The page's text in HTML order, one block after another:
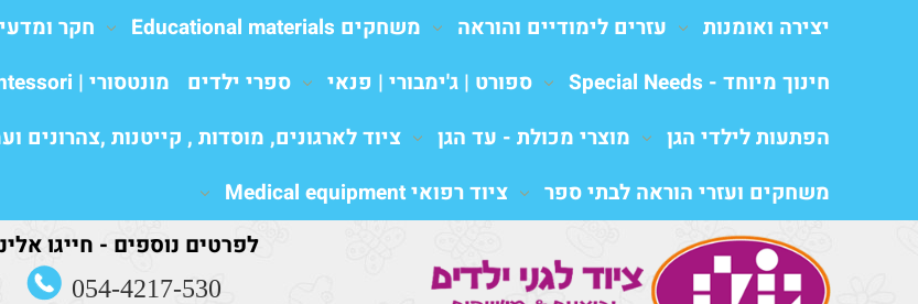
לפרטים נוספים - חייגו
054-4217-530
יצירה ואומנות עזרים לימודיים והוראה משחקים Educational materials חקר
חינוך מיוחד - Special Needs
ספורט | ג'ימבורי | פנאי ספרי ילדים מונטסורי | Montessori
הפתעות לילדי הגן
מוצרי מכולת - עד הגן ציוד לארגונים, מוסדות , קייטנות ,צהרונים
משחקים ועזרי הוראה לבתי ספר
ציוד רפואי Medical equipment